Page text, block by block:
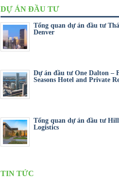
DỰ ÁN ĐẦU TƯ
Tổng quan dự án đầu tư
Denver
Dự án đầu tư One Dalton –
Seasons Hotel and Private
Tổng quan dự án đầu tư
Logistics
TIN TỨC